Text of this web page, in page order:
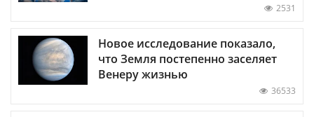
2531
Новое исследование показало,
что Земля постепенно заселяет
Венеру жизнью
36533